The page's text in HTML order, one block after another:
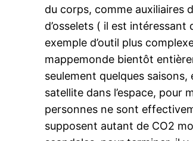
du corps, comme auxiliaires
d’osselets ( il est
exemple d’outil plus
mappemonde bientôt
seulement quelques
satellite dans l’espace, pour
personnes ne sont
supposent autant de CO2